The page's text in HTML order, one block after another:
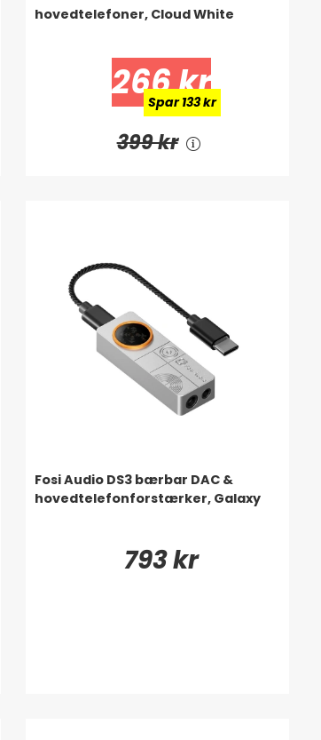
hovedtelefoner, Cloud White
266 kr
Spar 133 kr
399 kr
Fosi Audio DS3 bærbar DAC &
hovedtelefonforstærker, Galaxy
793 kr